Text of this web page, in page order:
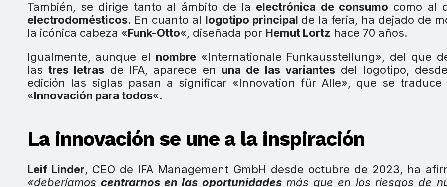
También, se dirige tanto al ámbito de la electrónica de consumo como al
electrodomésticos. En cuanto al logotipo principal de la feria, ha dejado de
la icónica cabeza «Funk-Otto«, diseñada por Hemut Lortz hace 70 años.
Igualmente, aunque el nombre«Internationale Funkausstellung», del que
las tres letras de IFA, aparece en una de las variantes del logotipo,
edición las siglas pasan a significar «Innovation für Alle», que se traduce
«Innovación para todos«.
La innovación se une a la inspiración
Leif Linder, CEO de IFA Management GmbH desde octubre de 2023, ha
«deberíamos centrarnos en las oportunidadesmás que en los riesgos de